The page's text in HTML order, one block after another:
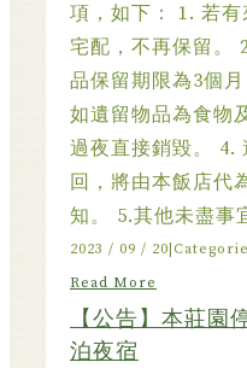
項，如下： 1. 若
宅配，不再保留。
品保留期限為3個
如遺留物品為食物
過夜直接銷毀。 4.
回，將由本飯店代
知。 5.其他未盡事
2023 / 09 / 20
Read More
【公告】本莊園
泊夜宿